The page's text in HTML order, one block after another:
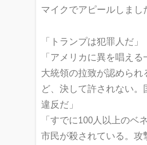
マイクでアピールしまし
「トランプは犯罪人だ」
「アメリカに異を唱える
大統領の拉致が認められ
ど、決して許されない。
違反だ」
「すでに100人以上のベ
市民が殺されている。攻